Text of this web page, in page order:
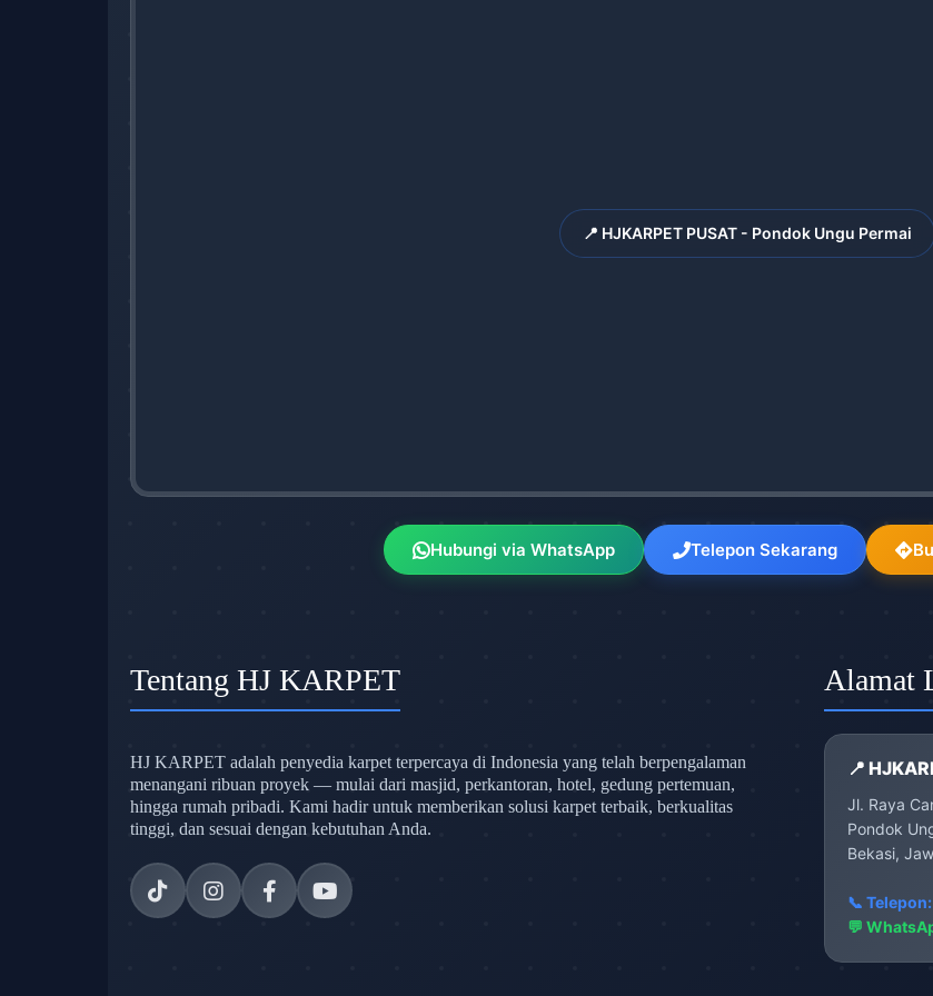
📍 HJKARPET PUSAT - Pondok Ungu Permai
Hubungi via WhatsApp Telepon Sekarang
Tentang HJ KARPET
HJ KARPET adalah penyedia karpet terpercaya di Indonesia yang telah berpengalaman
menangani ribuan proyek — mulai dari masjid, perkantoran, hotel, gedung pertemuan,
hingga rumah pribadi. Kami hadir untuk memberikan solusi karpet terbaik, berkualitas
tinggi, dan sesuai dengan kebutuhan Anda.
Alamat
📍
Jl. Raya
Pondok
Bekasi,
📞 Telepon:
💬